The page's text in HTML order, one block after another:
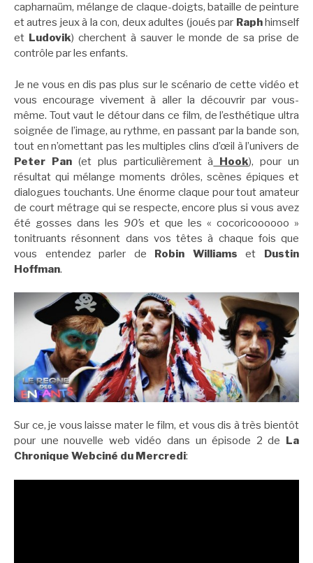
capharnaüm, mélange de claque-doigts, bataille de peinture
et autres jeux à la con, deux adultes (joués par Raphhimself
et Ludovik) cherchent à sauver le monde de sa prise de
contrôle par les enfants.
Je ne vous en dis pas plus sur le scénario de cette vidéo et
vous encourage vivement à aller la découvrir par vous-
même. Tout vaut le détour dans ce film, de l’esthétique ultra
soignée de l’image, au rythme, en passant par la bande son,
tout en n’omettant pas les multiples clins d’œil à l’univers de
Peter Pan(et plus particulièrement à Hook), pour un
résultat qui mélange moments drôles, scènes épiques et
dialogues touchants. Une énorme claque pour tout amateur
de court métrage qui se respecte, encore plus si vous avez
été gosses dans les 90’s et que les « cocoricoooooo »
tonitruants résonnent dans vos têtes à chaque fois que
vous entendez parler de Robin Williams et Dustin
Hoffman.
Sur ce, je vous laisse mater le film, et vous dis à très bientôt
pour une nouvelle web vidéo dans un épisode 2 de La
Chronique Webciné du Mercredi: